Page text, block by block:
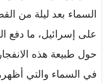
السماء بعد ليلة من
على إسرائيل، ما دفع
حول طبيعة هذه
في السماء والتي